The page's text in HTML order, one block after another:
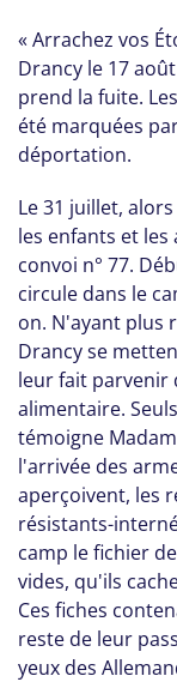
« Arrachez vos
Drancy le 17
prend la fuite.
été marquées
déportation.
Le 31 juillet,
les enfants et
convoi n° 77.
circule dans le
on. N'ayant plus
Drancy se
leur fait parvenir
alimentaire.
témoigne
l'arrivée des
aperçoivent, les
résistants-
camp le fichier
vides, qu'ils
Ces fiches
reste de leur
yeux des